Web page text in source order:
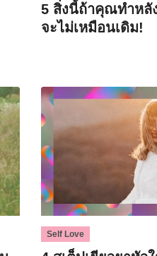
5 สิ่งนี้ถ้าคุณทำหลั
จะไม่เหมือนเดิม!
Self Love